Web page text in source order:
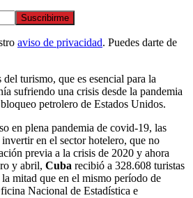
Suscribirme
aviso de privacidad. Puedes darte de
turismo, que es esencial para la
sufriendo una crisis desde la pandemia
petrolero de Estados Unidos.
en plena pandemia de covid-19, las
en el sector hotelero, que no
previa a la crisis de 2020 y ahora
y abril, Cuba recibió a 328.608 turistas
mitad que en el mismo período de
Nacional de Estadística e